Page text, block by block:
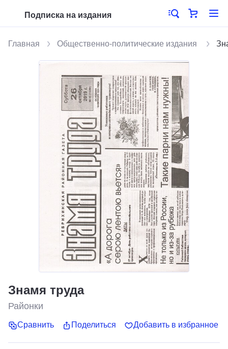
Подписка на издания
Главная Общественно-политические издания
Знамя труда
Районки
Сравнить Поделиться Добавить в избранное